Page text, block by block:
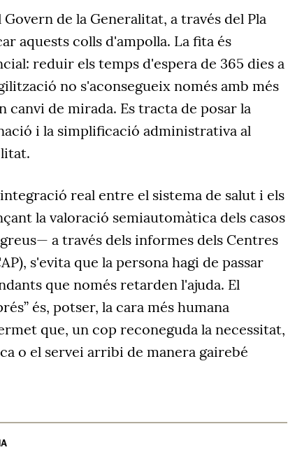
de la Generalitat, a través del Pla
aquests colls d'ampolla. La fita és
reduir els temps d'espera de 365 dies a
no s'aconsegueix només amb més
canvi de mirada. Es tracta de posar la
i la simplificació administrativa al
real entre el sistema de salut i els
la valoració semiautomàtica dels casos
a través dels informes dels Centres
s'evita que la persona hagi de passar
que només retarden l'ajuda. El
és, potser, la cara més humana
que, un cop reconeguda la necessitat,
o el servei arribi de manera gairebé